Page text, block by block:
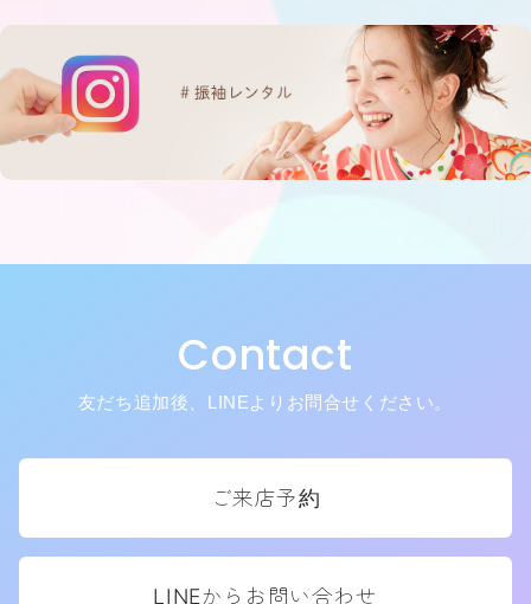
Contact
友だち追加後、LINEよりお問合せください。
ご来店予約
LINEからお問い合わせ